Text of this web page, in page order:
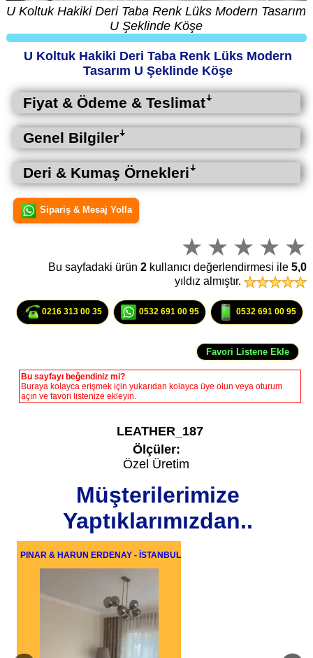
U Koltuk Hakiki Deri Taba Renk Lüks Modern Tasarım
U Şeklinde Köşe
U Koltuk Hakiki Deri Taba Renk Lüks Modern
Tasarım U Şeklinde Köşe
Fiyat & Ödeme & Teslimatꜜ
Genel Bilgilerꜜ
Deri & Kumaş Örnekleriꜜ
Sipariş & Mesaj Yolla
Bu sayfadaki ürün2 kullanıcı değerlendirmesi ile5,0
yıldız almıştır.
0216 313 00 35 0532 691 00 95 0532 691 00 95
Bu sayfayı beğendiniz mi?
Buraya kolayca erişmek için yukarıdan kolayca üye olun veya oturum
açın ve favori listenize ekleyin.
LEATHER_187
Ölçüler:
Özel Üretim
Müşterilerimize
Yaptıklarımızdan..
PINAR & HARUN ERDENAY - İSTANBUL